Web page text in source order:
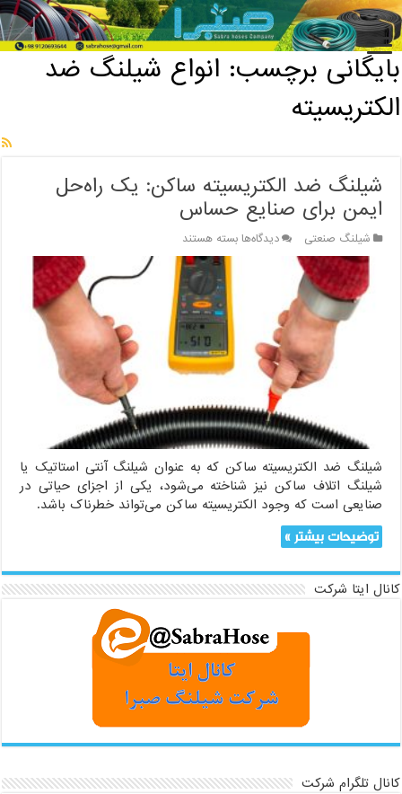
خانه / بایگانی برچسب: انواع شیلنگ ضد الکتریسیته
بایگانی برچسب: انواع شیلنگ ضد
الکتریسیته
شیلنگ ضد الکتریسیته ساکن: یک راه‌حل
ایمن برای صنایع حساس
شیلنگ صنعتی دیدگاه‌هابرای
شیلنگ
ضد
الکتریسیته
ساکن:
یک
راه‌حل
ایمن
برای
بسته هستند
شیلنگ ضد الکتریسیته ساکن که به عنوان شیلنگ آنتی استاتیک یا
شیلنگ اتلاف ساکن نیز شناخته می‌شود، یکی از اجزای حیاتی در
صنایعی است که وجود الکتریسیته ساکن می‌تواند خطرناک باشد.
توضیحات بیشتر »
کانال ایتا شرکت
کانال تلگرام شرکت